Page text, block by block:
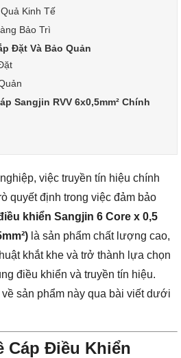
Kinh Tế
Bảo Trì
Đặt Và Bảo Quản
Sangjin RVV 6x0,5mm² Chính
việc truyền tín hiệu chính
quyết định trong việc đảm bảo
khiển Sangjin 6 Core x 0,5
là sản phẩm chất lượng cao,
khắt khe và trở thành lựa chọn
điều khiển và truyền tín hiệu.
sản phẩm này qua bài viết dưới
Cáp Điều Khiển